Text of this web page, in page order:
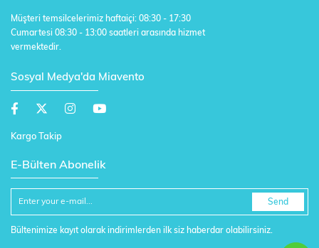
Müşteri temsilcelerimiz haftaiçi: 08:30 - 17:30
Cumartesi 08:30 - 13:00 saatleri arasında hizmet
vermektedir.
Sosyal Medya'da Miavento
Kargo Takip
E-Bülten Abonelik
Send
Bültenimize kayıt olarak indirimlerden ilk siz haberdar olabilirsiniz.